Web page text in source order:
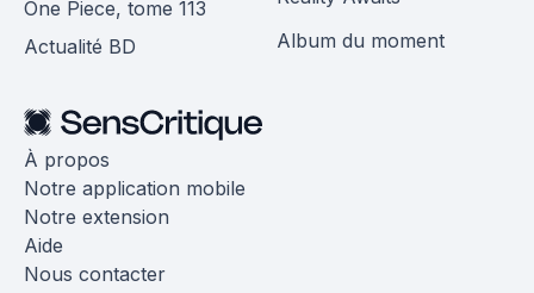
One Piece, tome 113
Actualité BD
Album du moment
À propos
Notre application mobile
Notre extension
Aide
Nous contacter